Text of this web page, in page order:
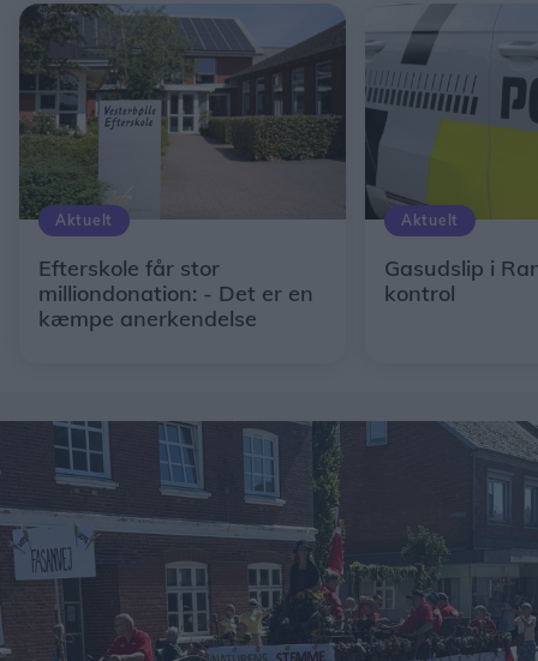
Aktuelt
Efterskole får stor
milliondonation: - Det er en
kæmpe anerkendelse
Aktuelt
Gasudslip i
kontrol